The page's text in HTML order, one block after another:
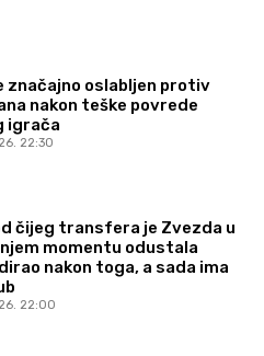
značajno oslabljen protiv
nakon teške povrede
igrača
22:30
čijeg transfera je Zvezda u
momentu odustala
nakon toga, a sada ima
22:00